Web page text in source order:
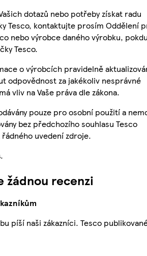
dotazů nebo potřeby získat radu
Tesco, kontaktujte prosím Oddělení
nebo výrobce daného výrobku,
Tesco.
o výrobcích pravidelně
odpovědnost za jakékoliv nesprávné
vliv na Vaše práva dle zákona.
pouze pro osobní použití a
bez předchozího souhlasu Tesco
uvedení zdroje.
žádnou recenzi
píší naši zákazníci. Tesco